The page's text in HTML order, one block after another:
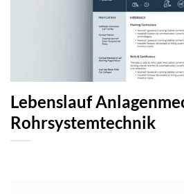
Lebenslauf
Rohrsystemtechnik